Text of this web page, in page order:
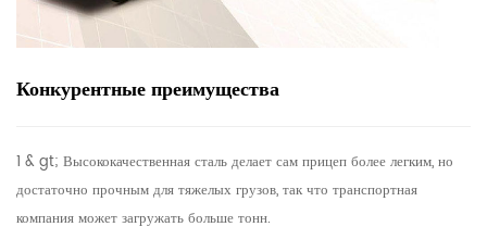
Конкурентные преимущества
1 & gt; Высококачественная сталь делает сам прицеп более легким, но
достаточно прочным для тяжелых грузов, так что транспортная
компания может загружать больше тонн.